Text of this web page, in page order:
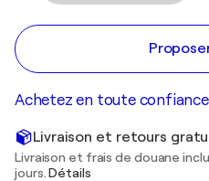
Achetez en toute confiance
Livraison et retours
Livraison et frais de douane
jours.Détails